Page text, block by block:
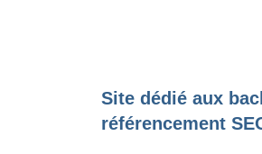
Site dédié aux
référencement